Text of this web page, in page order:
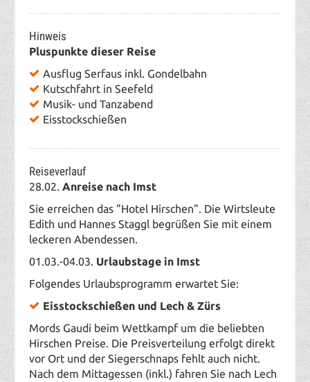
Hinweis
Pluspunkte dieser Reise
Ausflug Serfaus inkl. Gondelbahn
Kutschfahrt in Seefeld
Musik- und Tanzabend
Eisstockschießen
Reiseverlauf
28.02. Anreise nach Imst
Sie erreichen das "Hotel Hirschen". Die Wirtsleute
Edith und Hannes Staggl begrüßen Sie mit einem
leckeren Abendessen.
01.03.-04.03. Urlaubstage in Imst
Folgendes Urlaubsprogramm erwartet Sie:
Eisstockschießen und Lech & Zürs
Mords Gaudi beim Wettkampf um die beliebten
Hirschen Preise. Die Preisverteilung erfolgt direkt
vor Ort und der Siegerschnaps fehlt auch nicht.
Nach dem Mittagessen (inkl.) fahren Sie nach Lech